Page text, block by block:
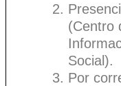
(Centro
Social).
Por